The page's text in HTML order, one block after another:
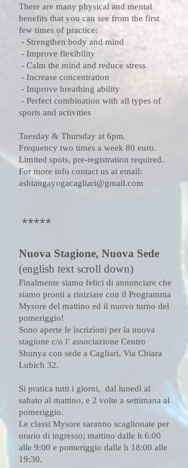
There are many physical and mental
benefits that you can see from the first
few times of practice:
- Strengthen body and mind
- Improve flexibility
- Calm the mind and reduce stress
- Increase concentration
- Improve breathing ability
- Perfect combination with all types of
sports and activities
Tuesday & Thursday at 6pm.
Frequency two times a week 80 euro.
Limited spots, pre-registration required.
For more info contact us at email:
ashtangayogacagliari@gmail.com
*****
Nuova Stagione, Nuova Sede
(english text scroll down)
Finalmente siamo felici di annunciare che
siamo pronti a riniziare con il Programma
Mysore del mattino ed il nuovo turno del
pomeriggio!
Sono aperte le iscrizioni per la nuova
stagione c/o l’ associazione Centro
Shunya con sede a Cagliari, Via Chiara
Lubich 32.
Si pratica tutti i giorni, dal lunedì al
sabato al mattino, e 2 volte a settimana al
pomeriggio.
Le classi Mysore saranno scaglionate per
orario di ingresso; mattino dalle h 6:00
alle 9:00 e pomeriggio dalle h 18:00 alle
19:30.